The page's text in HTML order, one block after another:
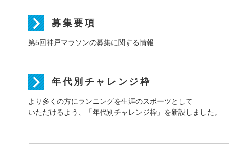
募集要項
第5回神戸マラソンの募集に関する情報
年代別チャレンジ枠
より多くの方にランニングを生涯のスポーツとして
いただけるよう、「年代別チャレンジ枠」を新設しました。